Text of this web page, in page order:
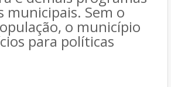
municipais. Sem o
o município
para políticas